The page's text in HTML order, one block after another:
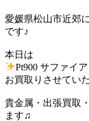
愛媛県松山市近郊
です♪
本日は
Pt900 サファイ
お買取りさせてい
貴金属・出張買取
ます♫